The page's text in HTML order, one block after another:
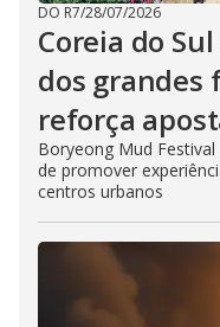
DO R7/28/07/2026
Coreia do
dos grandes
reforça
Boryeong Mud
de promover
centros urbanos